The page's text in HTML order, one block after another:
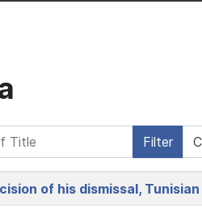
Filter
of his dismissal,